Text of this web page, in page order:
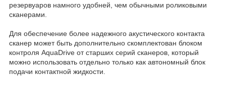
резервуаров намного удобней, чем обычными роликовыми
сканерами.
Для обеспечение более надежного акустического контакта
сканер может быть дополнительно скомплектован блоком
контроля AquaDrive от старших серий сканеров, который
можно использовать отдельно только как автономный блок
подачи контактной жидкости.